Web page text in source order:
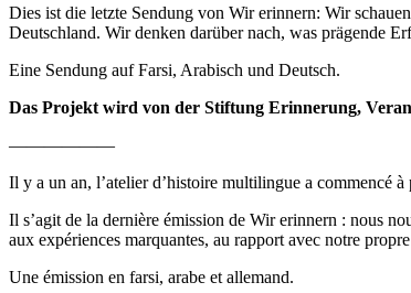
Dies ist die letzte Sendung von Wir erinnern: Wir
Deutschland. Wir denken darüber nach, was prägende
Eine Sendung auf Farsi, Arabisch und Deutsch.
Das Projekt wird von der Stiftung Erinnerung,
——————
Il y a un an, l’atelier d’histoire multilingue a commencé
Il s’agit de la dernière émission de Wir erinnern : nous
aux expériences marquantes, au rapport avec notre
Une émission en farsi, arabe et allemand.